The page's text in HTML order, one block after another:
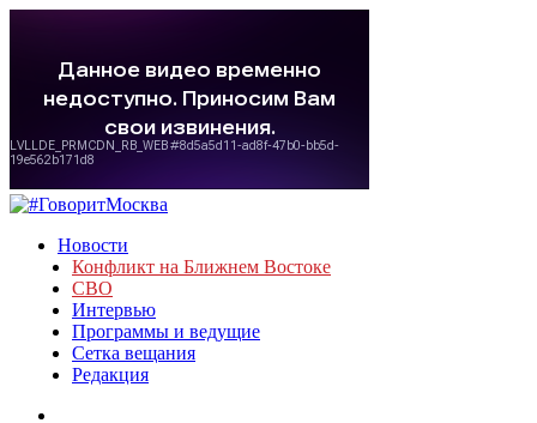
Новости
Конфликт на Ближнем Востоке
СВО
Интервью
Программы и ведущие
Сетка вещания
Редакция